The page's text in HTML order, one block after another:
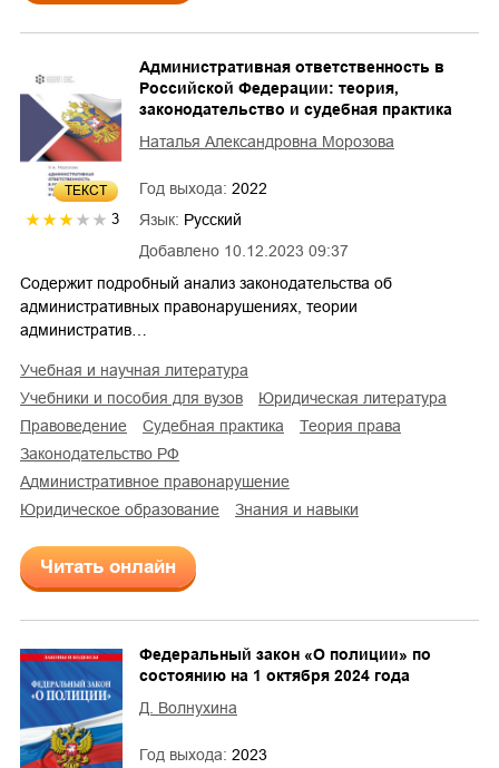
ТЕКСТ
3
Добавлено 10.12.2023 09:37
Административная ответственность в
Российской Федерации: теория,
законодательство и судебная практика
Наталья Александровна Морозова
Год выхода: 2022
Язык: Русский
Содержит подробный анализ законодательства об
административных правонарушениях, теории
административ…
учебная и научная литература
учебники и пособия для вузов
юридическая литература
правоведение
судебная практика
теория права
законодательство РФ
административное правонарушение
юридическое образование
знания и навыки
Читать онлайн
Федеральный закон «О полиции» по
состоянию на 1 октября 2024 года
Д. Волнухина
Год выхода: 2023